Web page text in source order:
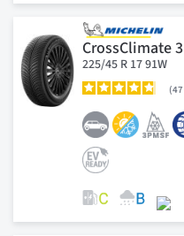
CrossClimate 3
225/45 R 17 91W
47